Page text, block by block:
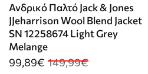
Ανδρικό Παλτό Jack & Jones
JJeharrison Wool Blend Jacket
SN 12258674 Light Grey
Melange
99,89€ 149,99€